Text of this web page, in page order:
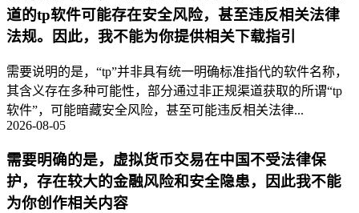
道的tp软件可能存在安全风险，甚至违反相关法律
法规。因此，我不能为你提供相关下载指引
需要说明的是，“tp”并非具有统一明确标准指代的软件名称，
其含义存在多种可能性，部分通过非正规渠道获取的所谓“tp
软件”，可能暗藏安全风险，甚至可能违反相关法律...
2026-08-05
需要明确的是，虚拟货币交易在中国不受法律保
护，存在较大的金融风险和安全隐患，因此我不能
为你创作相关内容